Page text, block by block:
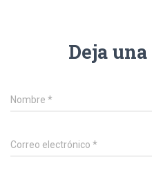
Deja
Nombre *
Correo electrónico *